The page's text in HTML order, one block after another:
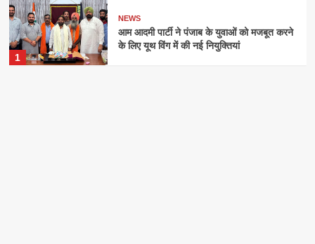
1
NEWS
आम आदमी पार्टी ने पंजाब के युवाओं को मजबूत करने
के लिए यूथ विंग में की नई नियुक्तियां